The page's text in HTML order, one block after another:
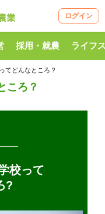
ログイン
採用・就農 ライフ
てどんなところ？
ころ？
校って
?